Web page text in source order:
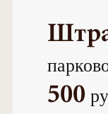
500